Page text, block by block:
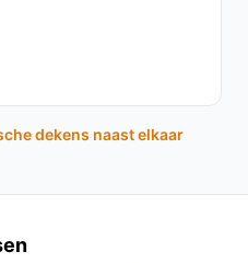
en comfort. Met zijn
en luxe materialen, biedt
ervaring voor elke koude
dekens naast elkaar